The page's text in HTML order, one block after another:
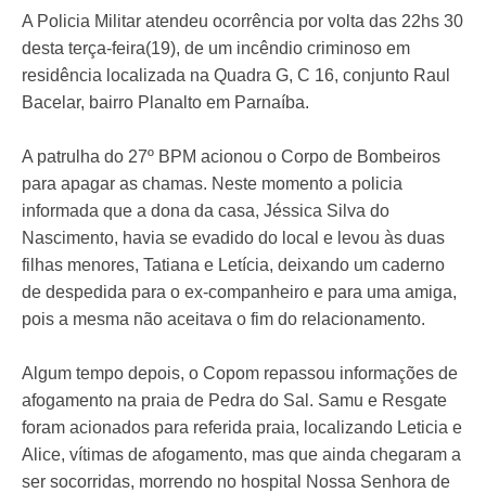
A Policia Militar atendeu ocorrência por volta das 22hs 30
desta terça-feira(19), de um incêndio criminoso em
residência localizada na Quadra G, C 16, conjunto Raul
Bacelar, bairro Planalto em Parnaíba.
A patrulha do 27º BPM acionou o Corpo de Bombeiros
para apagar as chamas. Neste momento a policia
informada que a dona da casa, Jéssica Silva do
Nascimento, havia se evadido do local e levou às duas
filhas menores, Tatiana e Letícia, deixando um caderno
de despedida para o ex-companheiro e para uma amiga,
pois a mesma não aceitava o fim do relacionamento.
Algum tempo depois, o Copom repassou informações de
afogamento na praia de Pedra do Sal. Samu e Resgate
foram acionados para referida praia, localizando Leticia e
Alice, vítimas de afogamento, mas que ainda chegaram a
ser socorridas, morrendo no hospital Nossa Senhora de